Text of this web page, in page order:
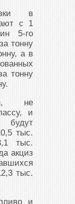
в
с 1
5-го
тонну
а в
тонну
не
и
будут
тыс.
тыс.
акциз
тыс.
и